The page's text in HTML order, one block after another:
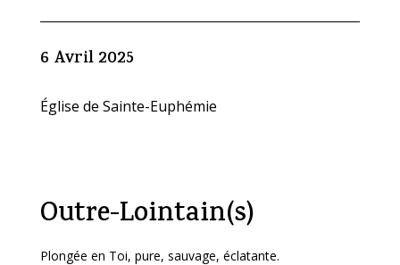
6 Avril 2025
Église de Sainte-Euphémie
Outre-Lointain(s)
Plongée en Toi, pure, sauvage, éclatante.